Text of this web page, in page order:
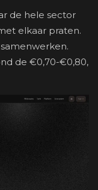
de hele sector
elkaar praten.
de €0,70-€0,80,